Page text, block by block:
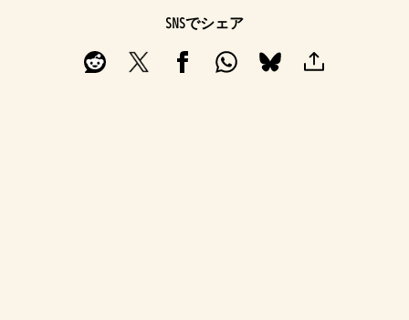
SNSでシェア